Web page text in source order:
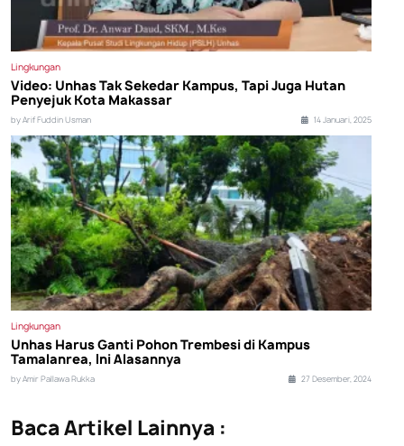
Lingkungan
Video: Unhas Tak Sekedar Kampus, Tapi Juga Hutan
Penyejuk Kota Makassar
by Arif Fuddin Usman 14 Januari, 2025
Lingkungan
Unhas Harus Ganti Pohon Trembesi di Kampus
Tamalanrea, Ini Alasannya
by Amir Pallawa Rukka 27 Desember, 2024
Baca Artikel Lainnya :